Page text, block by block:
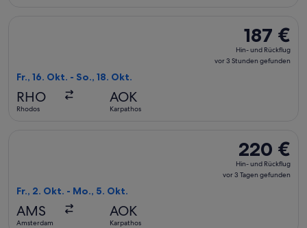
187 €
Hin-
und
187 €
Hin- und Rückflug
vor 3 Stunden gefunden
Fr., 16. Okt. - So., 18. Okt.
RHO
Rhodos
AOK
Karpathos
220 €
Hin-
und
220 €
Hin- und Rückflug
vor 3 Tagen gefunden
Fr., 2. Okt. - Mo., 5. Okt.
AMS
Amsterdam
AOK
Karpathos